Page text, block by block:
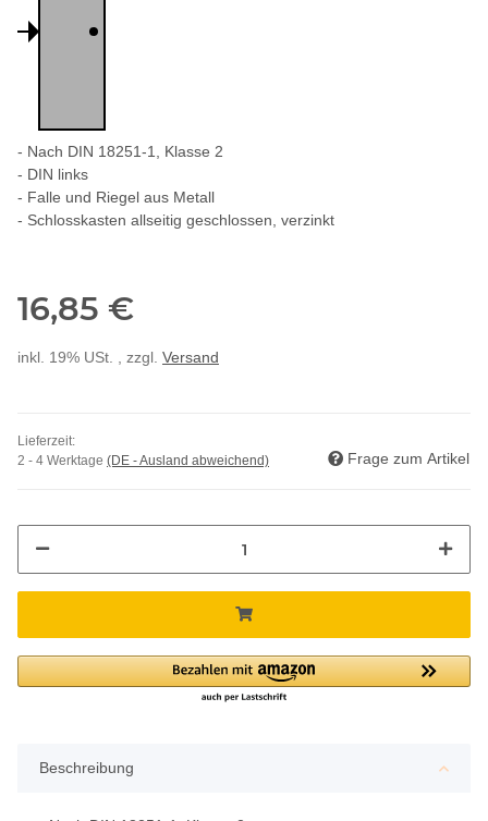
- Nach DIN 18251-1, Klasse 2
- DIN links
- Falle und Riegel aus Metall
- Schlosskasten allseitig geschlossen, verzinkt
16,85 €
inkl. 19% USt. , zzgl. Versand
Lieferzeit:
2 - 4 Werktage (DE - Ausland abweichend) Frage zum Artikel
Beschreibung